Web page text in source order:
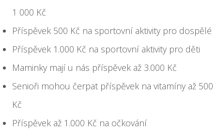
1 000 Kč
Příspěvek 500 Kč na sportovní aktivity pro dospělé
Příspěvek 1.000 Kč na sportovní aktivity pro děti
Maminky mají u nás příspěvek až 3.000 Kč
Senioři mohou čerpat příspěvek na vitamíny až 500
Kč
Příspěvek až 1.000 Kč na očkování